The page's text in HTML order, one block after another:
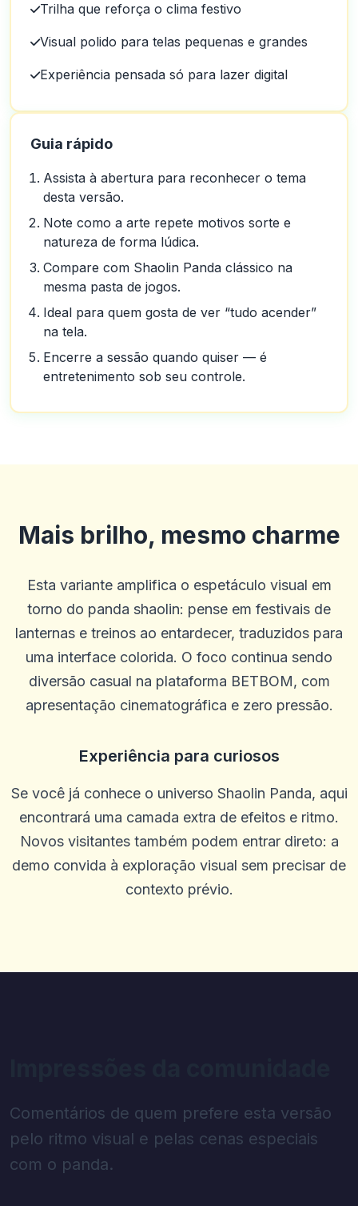
Trilha que reforça o clima festivo
Visual polido para telas pequenas e grandes
Experiência pensada só para lazer digital
Guia rápido
Assista à abertura para reconhecer o tema
desta versão.
Note como a arte repete motivos sorte e
natureza de forma lúdica.
Compare com Shaolin Panda clássico na
mesma pasta de jogos.
Ideal para quem gosta de ver “tudo acender”
na tela.
Encerre a sessão quando quiser — é
entretenimento sob seu controle.
Mais brilho, mesmo charme
Esta variante amplifica o espetáculo visual em
torno do panda shaolin: pense em festivais de
lanternas e treinos ao entardecer, traduzidos para
uma interface colorida. O foco continua sendo
diversão casual na plataforma BETBOM, com
apresentação cinematográfica e zero pressão.
Experiência para curiosos
Se você já conhece o universo Shaolin Panda, aqui
encontrará uma camada extra de efeitos e ritmo.
Novos visitantes também podem entrar direto: a
demo convida à exploração visual sem precisar de
contexto prévio.
Comentários de quem prefere esta versão
pelo ritmo visual e pelas cenas especiais
com o panda.